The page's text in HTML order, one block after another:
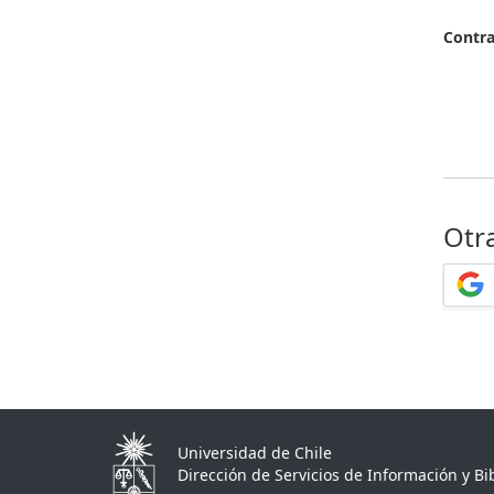
Universidad de Chile
Dirección de Servicios de Información y